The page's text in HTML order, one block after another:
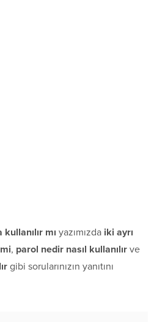
mı yazımızda iki ayrı
, parol nedir nasıl kullanılır ve
gibi sorularınızın yanıtını